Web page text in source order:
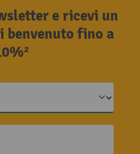
e ricevi un
benvenuto fino a